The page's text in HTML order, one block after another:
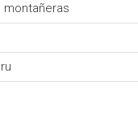
montañeras